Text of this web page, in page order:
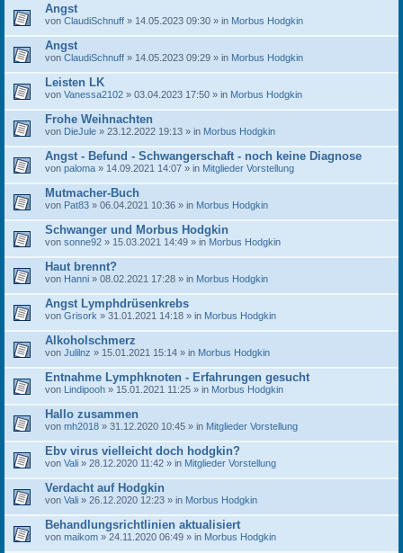
Angst
von ClaudiSchnuff » 14.05.2023 09:30 » in Morbus Hodgkin
Angst
von ClaudiSchnuff » 14.05.2023 09:29 » in Morbus Hodgkin
Leisten LK
von Vanessa2102 » 03.04.2023 17:50 » in Morbus Hodgkin
Frohe Weihnachten
von DieJule » 23.12.2022 19:13 » in Morbus Hodgkin
Angst - Befund - Schwangerschaft - noch keine Diagnose
von paloma » 14.09.2021 14:07 » in Mitglieder Vorstellung
Mutmacher-Buch
von Pat83 » 06.04.2021 10:36 » in Morbus Hodgkin
Schwanger und Morbus Hodgkin
von sonne92 » 15.03.2021 14:49 » in Morbus Hodgkin
Haut brennt?
von Hanni » 08.02.2021 17:28 » in Morbus Hodgkin
Angst Lymphdrüsenkrebs
von Grisork » 31.01.2021 14:18 » in Morbus Hodgkin
Alkoholschmerz
von Julilnz » 15.01.2021 15:14 » in Morbus Hodgkin
Entnahme Lymphknoten - Erfahrungen gesucht
von Lindipooh » 15.01.2021 11:25 » in Morbus Hodgkin
Hallo zusammen
von mh2018 » 31.12.2020 10:45 » in Mitglieder Vorstellung
Ebv virus vielleicht doch hodgkin?
von Vali » 28.12.2020 11:42 » in Mitglieder Vorstellung
Verdacht auf Hodgkin
von Vali » 26.12.2020 12:23 » in Morbus Hodgkin
Behandlungsrichtlinien aktualisiert
von maikom » 24.11.2020 06:49 » in Morbus Hodgkin